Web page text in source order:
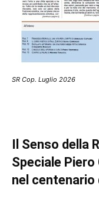
SR Cop. Luglio 2026
Il Senso della
Speciale
nel